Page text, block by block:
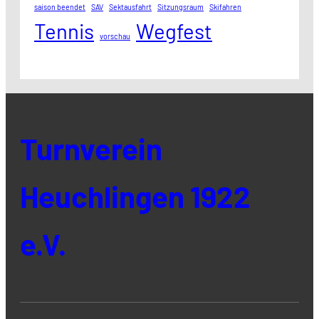
saison beendet SAV Sektausfahrt Sitzungsraum Skifahren
Tennis vorschau Wegfest
Turnverein
Heuchlingen 1922
e.V.